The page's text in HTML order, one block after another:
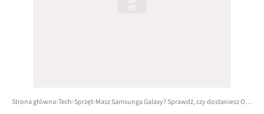
Strona główna Tech Sprzęt Masz Samsunga Galaxy? Sprawdź, czy dostaniesz One UI 6 i Androida 14